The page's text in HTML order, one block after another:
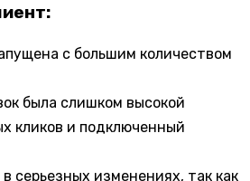
с большим количеством
была слишком высокой
кликов и подключенный
серьезных изменениях, так как